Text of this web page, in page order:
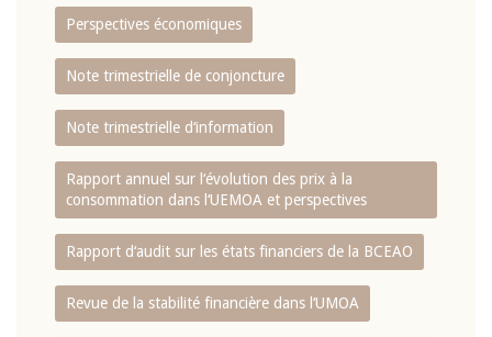
Perspectives économiques
Note trimestrielle de conjoncture
Note trimestrielle d‘information
Rapport annuel sur l‘évolution des prix à la
consommation dans l‘UEMOA et perspectives
Rapport d‘audit sur les états financiers de la BCEAO
Revue de la stabilité financière dans l‘UMOA